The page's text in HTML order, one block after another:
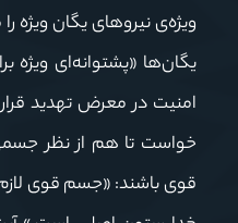
ویژه‌ی نیروهای یگان ویژه
یگان‌ها «پشتوانه‌ای ویژه
امنیت در معرض تهدید
خواست تا هم از نظر
قوی باشند: «جسم قوی